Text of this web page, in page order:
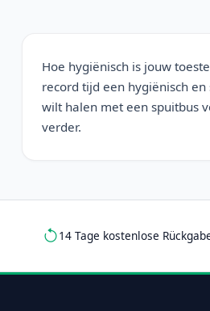
Hoe hygiënisch is jouw
record tijd een hygiënisch
wilt halen met een spuitbus
verder.
14 Tage kostenlose